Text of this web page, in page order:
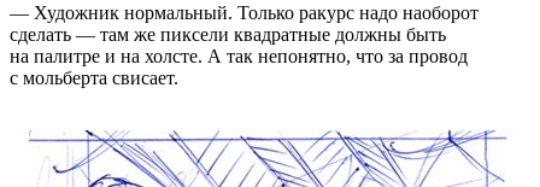
— Художник нормальный. Только ракурс надо наоборот
сделать — там же пиксели квадратные должны быть
на палитре и на холсте. А так непонятно, что за провод
с мольберта свисает.